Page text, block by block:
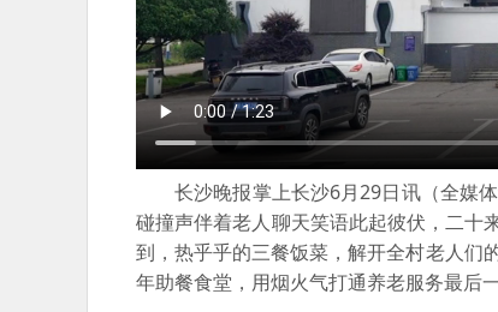
长沙晚报掌上长沙6月29日讯（全媒
碰撞声伴着老人聊天笑语此起彼伏，二
到，热乎乎的三餐饭菜，解开全村老人们
年助餐食堂，用烟火气打通养老服务最后